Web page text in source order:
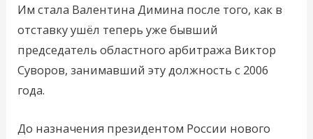
Им стала Валентина Димина после того, как в
отставку ушёл теперь уже бывший
председатель областного арбитража Виктор
Суворов, занимавший эту должность с 2006
года.
До назначения президентом России нового